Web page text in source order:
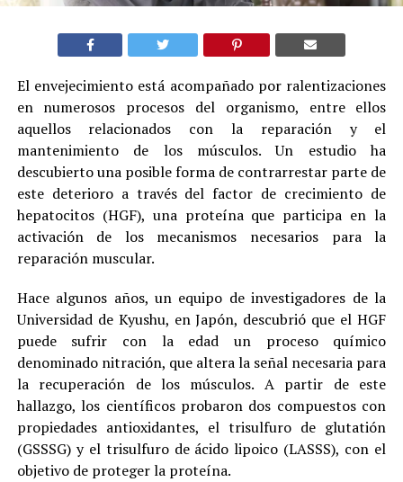
El envejecimiento está acompañado por ralentizaciones
en numerosos procesos del organismo, entre ellos
aquellos relacionados con la reparación y el
mantenimiento de los músculos. Un estudio ha
descubierto una posible forma de contrarrestar parte de
este deterioro a través del factor de crecimiento de
hepatocitos (HGF), una proteína que participa en la
activación de los mecanismos necesarios para la
reparación muscular.
Hace algunos años, un equipo de investigadores de la
Universidad de Kyushu, en Japón, descubrió que el HGF
puede sufrir con la edad un proceso químico
denominado nitración, que altera la señal necesaria para
la recuperación de los músculos. A partir de este
hallazgo, los científicos probaron dos compuestos con
propiedades antioxidantes, el trisulfuro de glutatión
(GSSSG) y el trisulfuro de ácido lipoico (LASSS), con el
objetivo de proteger la proteína.